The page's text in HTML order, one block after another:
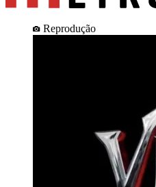
Reprodução